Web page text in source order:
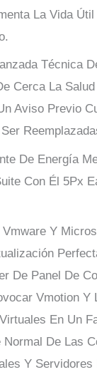
La Vida
Técnica
Cerca La
Aviso Previo
De Energía
Con Él 5Px
Y
De Panel De
Vmotion Y
En Un
De Las
Y Servidores